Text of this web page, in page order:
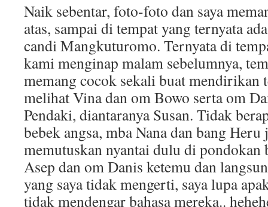
Naik sebentar, foto-foto dan saya
atas, sampai di tempat yang ternyata
candi Mangkuturomo. Ternyata di
kami menginap malam sebelumnya,
memang cocok sekali buat mendirikan
melihat Vina dan om Bowo serta om
Pendaki, diantaranya Susan. Tidak
bebek angsa, mba Nana dan bang Heru
memutuskan nyantai dulu di pondokan
Asep dan om Danis ketemu dan
yang saya tidak mengerti, saya lupa
tidak mendengar bahasa mereka..